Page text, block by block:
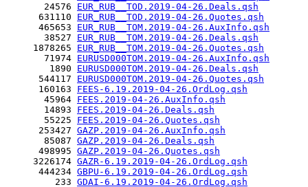
       24576
EUR_RUB__TOD.2019-04-26.Deals.qsh
      631110
EUR_RUB__TOD.2019-04-26.Quotes.qsh
      465653
EUR_RUB__TOM.2019-04-26.AuxInfo.qsh
       38527
EUR_RUB__TOM.2019-04-26.Deals.qsh
     1878265
EUR_RUB__TOM.2019-04-26.Quotes.qsh
       71974
EURUSD000TOM.2019-04-26.AuxInfo.qsh
        1890
EURUSD000TOM.2019-04-26.Deals.qsh
      544117
EURUSD000TOM.2019-04-26.Quotes.qsh
      160163
FEES-6.19.2019-04-26.OrdLog.qsh
       45964
FEES.2019-04-26.AuxInfo.qsh
       14893
FEES.2019-04-26.Deals.qsh
       55225
FEES.2019-04-26.Quotes.qsh
      253427
GAZP.2019-04-26.AuxInfo.qsh
       85087
GAZP.2019-04-26.Deals.qsh
      498995
GAZP.2019-04-26.Quotes.qsh
     3226174
GAZR-6.19.2019-04-26.OrdLog.qsh
      444234
GBPU-6.19.2019-04-26.OrdLog.qsh
         233
GDAI-6.19.2019-04-26.OrdLog.qsh